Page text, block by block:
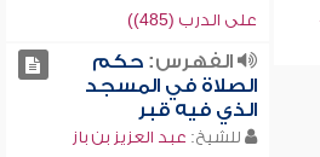
على الدرب (485))
الفهرس:حكم
الصلاة في المسجد
الذي فيه قبر
للشيخ: عبد العزيز بن باز